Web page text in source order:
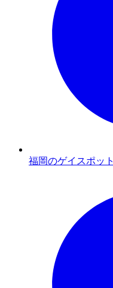
福岡のゲイスポット